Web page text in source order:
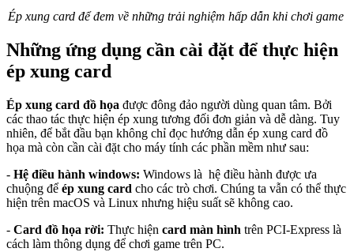
Ép xung card để đem về những trải nghiệm hấp dẫn khi chơi game
Những ứng dụng cần cài đặt để thực hiện
ép xung card
Ép xung card đồ họa được đông đảo người dùng quan tâm. Bởi
các thao tác thực hiện ép xung tương đối đơn giản và dễ dàng. Tuy
nhiên, để bắt đầu bạn không chỉ đọc hướng dẫn ép xung card đồ
họa mà còn cần cài đặt cho máy tính các phần mềm như sau:
- Hệ điều hành windows: Windows là hệ điều hành được ưa
chuộng để ép xung card cho các trò chơi. Chúng ta vẫn có thể thực
hiện trên macOS và Linux nhưng hiệu suất sẽ không cao.
- Card đồ họa rời: Thực hiện card màn hình trên PCI-Express là
cách làm thông dụng để chơi game trên PC.